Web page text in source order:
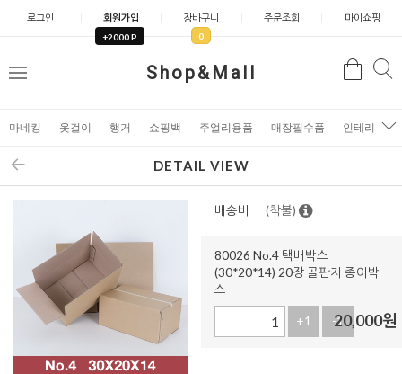
로그인 회원가입
+2000 P
장바구니
0
주문조회 마이쇼핑
Shop&Mall
메
검
마네킹 옷걸이 행거 쇼핑백 주얼리용품 매장필수품 인테리어소
DETAIL VIEW
배송비 (착불)
80026 No.4 택배박스
(30*20*14) 20장 골판지 종이박
스
+1 -1
20,000원